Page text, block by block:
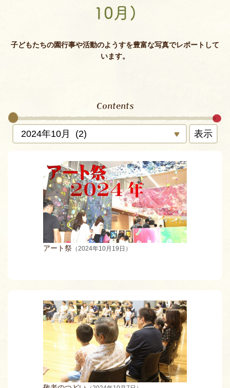
10月)
子どもたちの園行事や活動のようすを豊富な写真でレポートして
います。
Contents
表示
アート祭 （2024年10月19日）